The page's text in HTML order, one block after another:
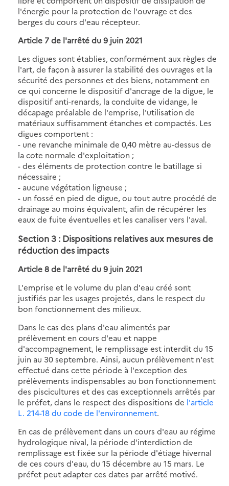
l'énergie pour la protection de l'ouvrage et des
berges du cours d'eau récepteur.
Article 7 de l'arrêté du 9 juin 2021
Les digues sont établies, conformément aux règles de
l'art, de façon à assurer la stabilité des ouvrages et la
sécurité des personnes et des biens, notamment en
ce qui concerne le dispositif d'ancrage de la digue, le
dispositif anti-renards, la conduite de vidange, le
décapage préalable de l'emprise, l'utilisation de
matériaux suffisamment étanches et compactés. Les
digues comportent :
- une revanche minimale de 0,40 mètre au-dessus de
la cote normale d'exploitation ;
- des éléments de protection contre le batillage si
nécessaire ;
- aucune végétation ligneuse ;
- un fossé en pied de digue, ou tout autre procédé de
drainage au moins équivalent, afin de récupérer les
eaux de fuite éventuelles et les canaliser vers l'aval.
Section 3 : Dispositions relatives aux mesures de
réduction des impacts
Article 8 de l'arrêté du 9 juin 2021
L'emprise et le volume du plan d'eau créé sont
justifiés par les usages projetés, dans le respect du
bon fonctionnement des milieux.
Dans le cas des plans d'eau alimentés par
prélèvement en cours d'eau et nappe
d'accompagnement, le remplissage est interdit du 15
juin au 30 septembre. Ainsi, aucun prélèvement n'est
effectué dans cette période à l'exception des
prélèvements indispensables au bon fonctionnement
des piscicultures et des cas exceptionnels arrêtés par
le préfet, dans le respect des dispositions de l'article
L. 214-18 du code de l'environnement.
En cas de prélèvement dans un cours d'eau au régime
hydrologique nival, la période d'interdiction de
remplissage est fixée sur la période d'étiage hivernal
de ces cours d'eau, du 15 décembre au 15 mars. Le
préfet peut adapter ces dates par arrêté motivé.